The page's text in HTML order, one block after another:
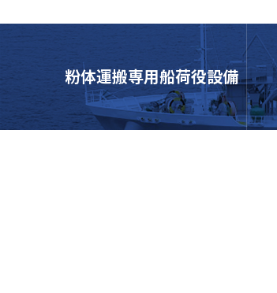
粉体運搬専用船荷役設備